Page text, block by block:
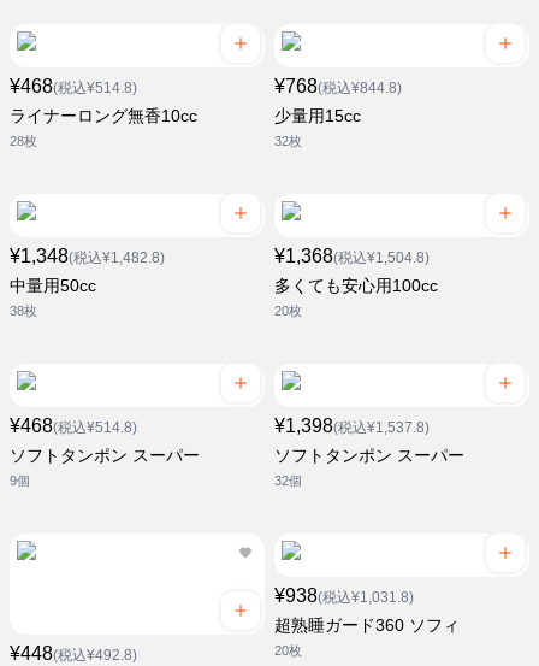
¥468(税込¥514.8)
ライナーロング無香10cc
28枚
¥768(税込¥844.8)
少量用15cc
32枚
¥1,348(税込¥1,482.8)
中量用50cc
38枚
¥1,368(税込¥1,504.8)
多くても安心用100cc
20枚
¥468(税込¥514.8)
ソフトタンポン スーパー
9個
¥1,398(税込¥1,537.8)
ソフトタンポン スーパー
32個
¥448(税込¥492.8)
¥938(税込¥1,031.8)
超熟睡ガード360 ソフィ
20枚